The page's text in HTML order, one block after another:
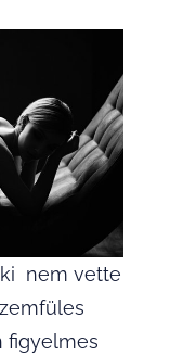
nem vette
figyelmes